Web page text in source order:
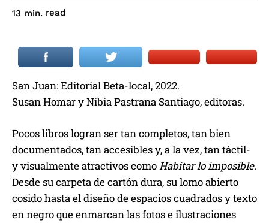
13 min. read
San Juan: Editorial Beta-local, 2022.
Susan Homar y Nibia Pastrana Santiago, editoras.
Pocos libros logran ser tan completos, tan bien
documentados, tan accesibles y, a la vez, tan táctil-
y visualmente atractivos comoHabitar lo imposible.
Desde su carpeta de cartón dura, su lomo abierto
cosido hasta el diseño de espacios cuadrados y texto
en negro que enmarcan las fotos e ilustraciones